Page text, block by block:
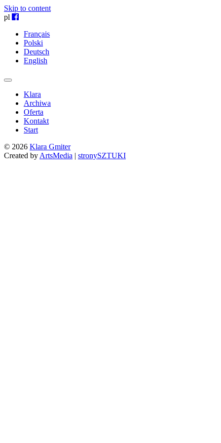
Skip to content
pl
Français
Polski
Deutsch
English
Klara
Archiwa
Oferta
Kontakt
Start
© 2026 Klara Gmiter
Created by ArtsMedia | stronySZTUKI